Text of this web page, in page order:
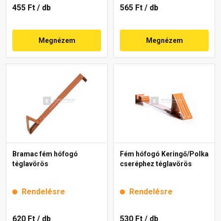
455 Ft / db
Megnézem
565 Ft / db
Megnézem
Bramac fém hófogó
téglavörös
Rendelésre
620 Ft / db
Fém hófogó Keringő/Polka
cseréphez téglavörös
Rendelésre
530 Ft / db